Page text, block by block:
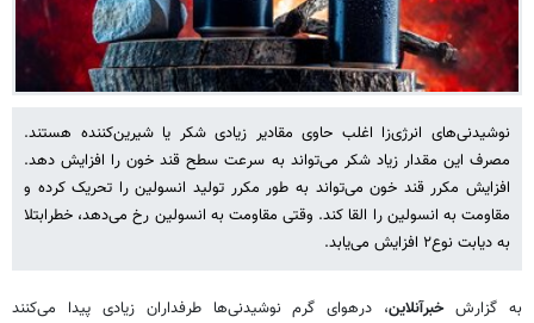
نوشیدنی‌های انرژی‌زا اغلب حاوی مقادیر زیادی شکر یا شیرین‌کننده هستند.
مصرف این مقدار زیاد شکر می‌تواند به سرعت سطح قند خون را افزایش دهد.
افزایش مکرر قند خون می‌تواند به طور مکرر تولید انسولین را تحریک کرده و
مقاومت به انسولین را القا کند. وقتی مقاومت به انسولین رخ می‌دهد، خطرابتلا
به دیابت نوع۲ افزایش می‌یابد.
به گزارشخبرآنلاین، درهوای گرم نوشیدنی‌ها طرفداران زیادی پیدا می‌کنند